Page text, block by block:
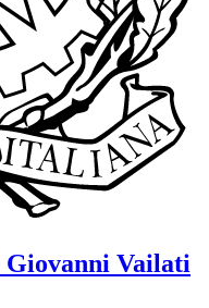
Giovanni Vailati